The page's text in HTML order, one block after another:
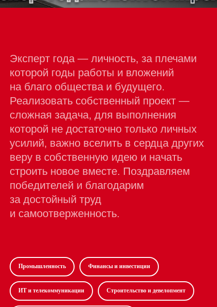
Эксперт года — личность, за плечами
которой годы работы и вложений
на благо общества и будущего.
Реализовать собственный проект —
сложная задача, для выполнения
которой не достаточно только личных
усилий, важно вселить в сердца других
веру в собственную идею и начать
строить новое вместе. Поздравляем
победителей и благодарим
за достойный труд
и самоотверженность.
Промышленность Финансы и инвестиции
ИТ и телекоммуникации Строительство и девелопмент